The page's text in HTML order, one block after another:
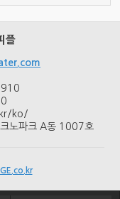
플
ko/
노파크 A동 1007호